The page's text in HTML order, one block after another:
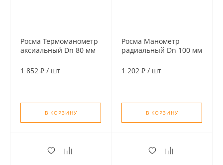
Росма Термоманометр
аксиальный Dn 80 мм
бар) с отсечным
1 852 ₽ / шт
В КОРЗИНУ
Росма Манометр
радиальный Dn 100 мм
1 202 ₽ / шт
В КОРЗИНУ